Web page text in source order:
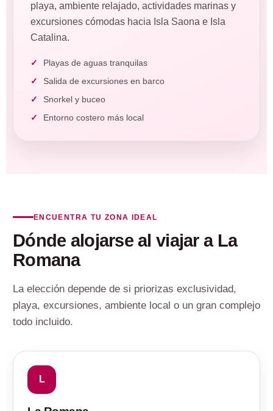
playa, ambiente relajado, actividades marinas y
excursiones cómodas hacia Isla Saona e Isla
Catalina.
Playas de aguas tranquilas
Salida de excursiones en barco
Snorkel y buceo
Entorno costero más local
ENCUENTRA TU ZONA IDEAL
Dónde alojarse al viajar a La
Romana
La elección depende de si priorizas exclusividad,
playa, excursiones, ambiente local o un gran complejo
todo incluido.
L